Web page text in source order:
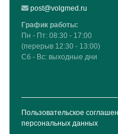
post@volgmed.ru
График работы:
Пн - Пт: 08:30 - 17:00
(перерыв 12:30 - 13:00)
Сб - Вс: выходные дни
Пользовательское
персональных данных